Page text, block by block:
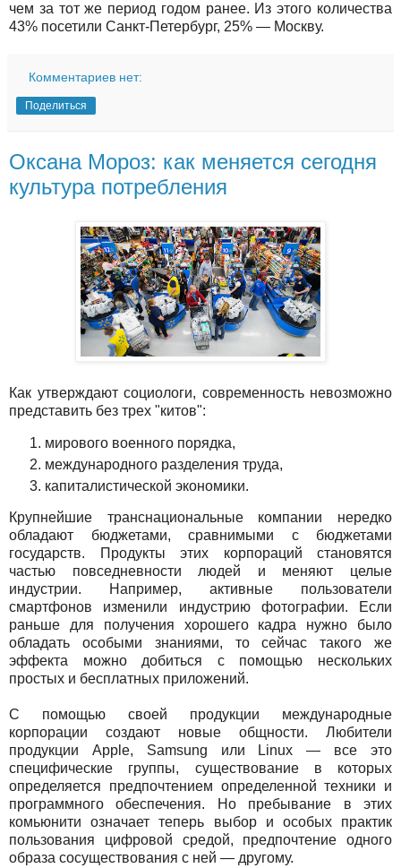
чем за тот же период годом ранее. Из этого количества
43% посетили Санкт-Петербург, 25% — Москву.​
Комментариев нет:
Поделиться
Оксана Мороз: как меняется сегодня
культура потребления
Как утверждают социологи, современность невозможно
представить без трех "китов":
мирового военного порядка,
международного разделения труда,
капиталистической экономики.
Крупнейшие транснациональные компании нередко
обладают бюджетами, сравнимыми с бюджетами
государств. Продукты этих корпораций становятся
частью повседневности людей и меняют целые
индустрии. Например, активные пользователи
смартфонов изменили индустрию фотографии. Если
раньше для получения хорошего кадра нужно было
обладать особыми знаниями, то сейчас такого же
эффекта можно добиться с помощью нескольких
простых и бесплатных приложений.
С помощью своей продукции международные
корпорации создают новые общности. Любители
продукции Apple, Samsung или Linux — все это
специфические группы, существование в которых
определяется предпочтением определенной техники и
программного обеспечения. Но пребывание в этих
комьюнити означает теперь выбор и особых практик
пользования цифровой средой, предпочтение одного
образа сосуществования с ней — другому.